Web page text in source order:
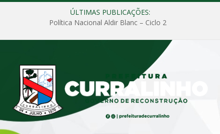
ÚLTIMAS PUBLICAÇÕES:
Política Nacional Aldir Blanc – Ciclo 2